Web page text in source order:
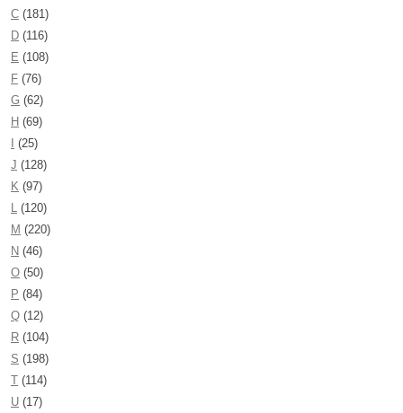
C (181)
D (116)
E (108)
F (76)
G (62)
H (69)
(25)
J (128)
K (97)
L (120)
M (220)
N (46)
O (50)
P (84)
Q (12)
R (104)
S (198)
T (114)
U (17)